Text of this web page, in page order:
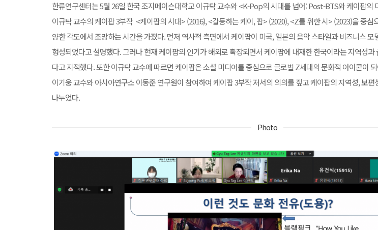
한류연구센터는 5월 26일 한국 조지메이슨대학교 이규탁 교수와 <K-Pop의 시대를 넘어: Post-BTS와 케이팝의
이규탁 교수의 케이팝 3부작 <케이팝의 시대> (2016), <갈등하는 케이, 팝> (2020), <Z를 위한 시> (2023)을 중심
양한 각도에서 조망하는 시간을 가졌다. 먼저 역사적 측면에서 케이팝이 미국, 일본의 음악 스타일과 비즈니스
형성되었다고 설명했다. 그러나 현재 케이팝의 인기가 해외로 확장되면서 케이팝에 내재한 한국이라는 지역성
다고 지적했다. 또한 이규탁 교수에 따르면 케이팝은 소셜 미디어를 중심으로 글로벌 Z세대의 문화적 아이콘이
이기웅 교수와 아시아연구소 이동준 연구원이 참여하여 케이팝 3부작 저서의 의의를 짚고 케이팝의 지역성, 보
나누었다.
Photo